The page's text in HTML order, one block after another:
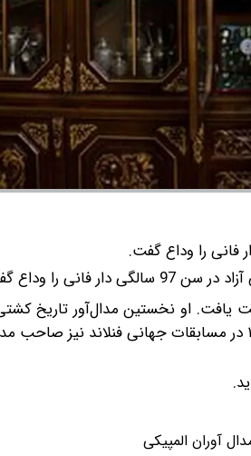
فانی را وداع گفت.
را وداع گفت.
المپیک دست یافت. او نخستین مدال‌آور
آوران المپیکی